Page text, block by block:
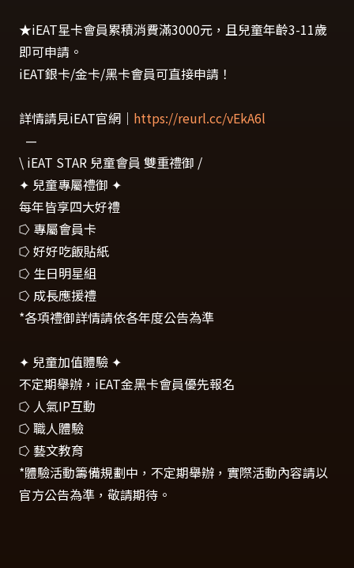
★iEAT星卡會員累積消費滿3000元，且兒童年齡3-11歲
即可申請。
iEAT銀卡/金卡/黑卡會員可直接申請！
詳情請見iEAT官網｜ https://reurl.cc/vEkA6l
—
\ iEAT STAR 兒童會員 雙重禮御 /
✦ 兒童專屬禮御 ✦
每年皆享四大好禮
⭔ 專屬會員卡
⭔ 好好吃飯貼紙
⭔ 生日明星組
⭔ 成長應援禮
*各項禮御詳情請依各年度公告為準
✦ 兒童加值體驗 ✦
不定期舉辦，iEAT金黑卡會員優先報名
⭔ 人氣IP互動
⭔ 職人體驗
⭔ 藝文教育
*體驗活動籌備規劃中，不定期舉辦，實際活動內容請以
官方公告為準，敬請期待。